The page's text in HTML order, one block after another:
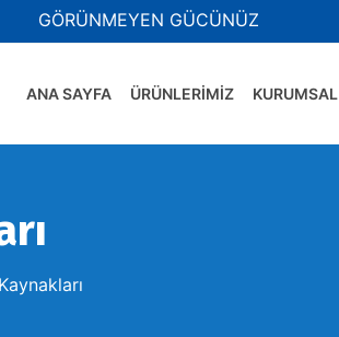
GÖRÜNMEYEN GÜCÜNÜZ
ANA SAYFA ÜRÜNLERİMİZ KURUMSAL